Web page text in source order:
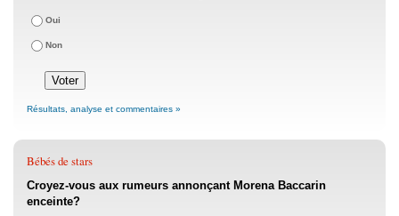
Oui
Non
Résultats, analyse et commentaires »
Bébés de stars
Croyez-vous aux rumeurs annonçant Morena Baccarin
enceinte?